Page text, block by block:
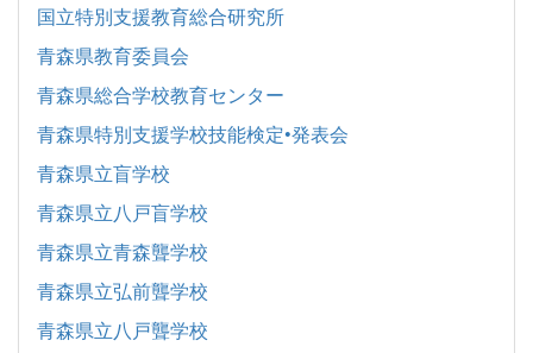
国立特別支援教育総合研究所
青森県教育委員会
青森県総合学校教育センター
青森県特別支援学校技能検定•発表会
青森県立盲学校
青森県立八戸盲学校
青森県立青森聾学校
青森県立弘前聾学校
青森県立八戸聾学校